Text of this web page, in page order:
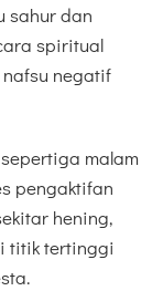
sahur dan
spiritual
nafsu negatif
malam
pengaktifan
hening,
titik tertinggi